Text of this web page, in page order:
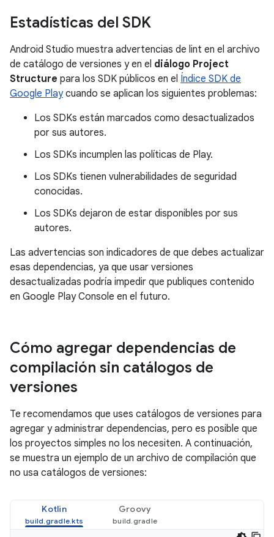
Estadísticas del SDK
Android Studio muestra advertencias de lint en el archivo
de catálogo de versiones y en el diálogo Project
Structure para los SDK públicos en el Índice SDK de
Google Playcuando se aplican los siguientes problemas:
Los SDKs están marcados como desactualizados
por sus autores.
Los SDKs incumplen las políticas de Play.
Los SDKs tienen vulnerabilidades de seguridad
conocidas.
Los SDKs dejaron de estar disponibles por sus
autores.
Las advertencias son indicadores de que debes actualizar
esas dependencias, ya que usar versiones
desactualizadas podría impedir que publiques contenido
en Google Play Console en el futuro.
Cómo agregar dependencias de
compilación sin catálogos de
versiones
Te recomendamos que uses catálogos de versiones para
agregar y administrar dependencias, pero es posible que
los proyectos simples no los necesiten. A continuación,
se muestra un ejemplo de un archivo de compilación que
no usa catálogos de versiones:
Kotlin Groovy